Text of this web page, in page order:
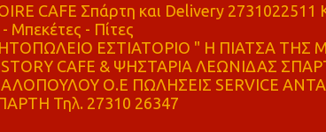
CAFE Σπάρτη και Delivery
Μπεκέτες - Πίτες
ΕΣΤΙΑΤΟΡΙΟ " Η ΠΙΑΤΣΑ ΤΗΣ
CAFE & ΨΗΣΤΑΡΙΑ ΛΕΩΝΙΔΑΣ
Ο.Ε ΠΩΛΗΣΕΙΣ SERVICE
Τηλ. 27310 26347